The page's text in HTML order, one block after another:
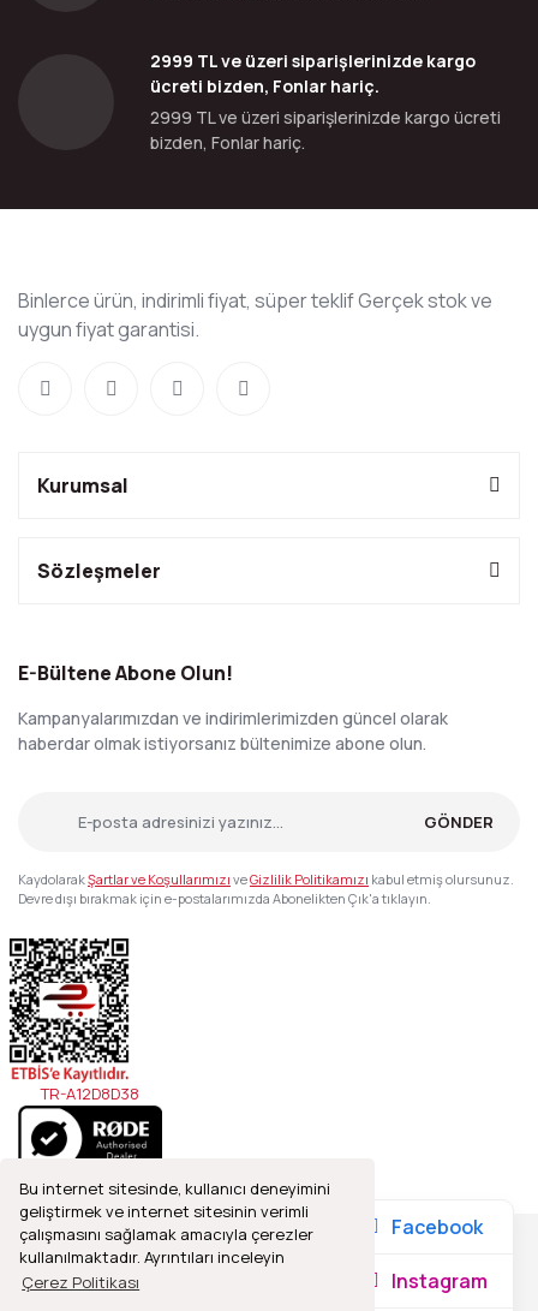
Bu internet sitesinde, kullanıcı deneyimini
geliştirmek ve internet sitesinin verimli
çalışmasını sağlamak amacıyla çerezler
kullanılmaktadır. Ayrıntıları inceleyin
Çerez Politikası
2999 TL ve üzeri siparişlerinizde kargo
ücreti bizden, Fonlar hariç.
2999 TL ve üzeri siparişlerinizde kargo ücreti
bizden, Fonlar hariç.
Binlerce ürün, indirimli fiyat, süper teklif Gerçek stok ve
uygun fiyat garantisi.
Kurumsal
Sözleşmeler
E-Bültene Abone Olun!
Kampanyalarımızdan ve indirimlerimizden güncel olarak
haberdar olmak istiyorsanız bültenimize abone olun.
GÖNDER
KaydolarakŞartlar ve Koşullarımızı veGizlilik Politikamızı kabul etmiş olursunuz.
Devre dışı bırakmak için e-postalarımızda Abonelikten Çık'a tıklayın.
TR-A12D8D38
2021© Refleks Fotoğrafçılık, Tüm Hakları Saklıdır.
Facebook
Instagram